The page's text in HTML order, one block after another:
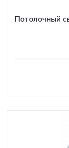
Потолочный